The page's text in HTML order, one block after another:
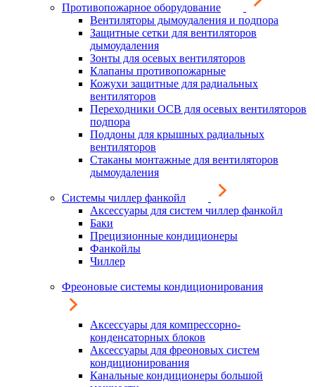
Противопожарное оборудование
Вентиляторы дымоудаления и подпора
Защитные сетки для вентиляторов
дымоудаления
Зонты для осевых вентиляторов
Клапаны противопожарные
Кожухи защитные для радиальных
вентиляторов
Переходники ОСВ для осевых вентиляторов
подпора
Поддоны для крышных радиальных
вентиляторов
Стаканы монтажные для вентиляторов
дымоудаления
Системы чиллер фанкойл
Аксессуары для систем чиллер фанкойл
Баки
Прецизионные кондиционеры
Фанкойлы
Чиллер
Фреоновые системы кондиционирования
Аксессуары для компрессорно-
конденсаторных блоков
Аксессуары для фреоновых систем
кондиционирования
Канальные кондиционеры большой